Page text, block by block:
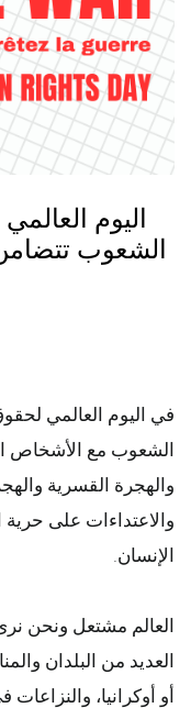
اليوم
الشعوب
في اليوم العالمي
الشعوب مع الأشخاص
والهجرة القسرية
والاعتداءات على حرية
الإنسان.
العالم مشتعل ونحن
العديد من البلدان
أو أوكرانيا،